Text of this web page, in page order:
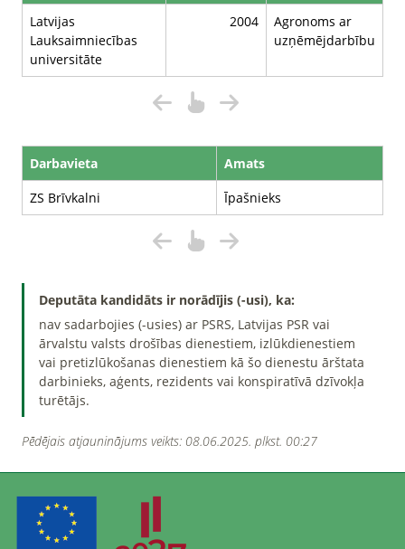
Latvijas
Lauksaimniecības
universitāte
2004
Agronoms ar
uzņēmējdarbību
Darbavieta
Amats
ZS Brīvkalni
Īpašnieks
Deputāta kandidāts ir norādījis (-usi), ka:
nav sadarbojies (-usies) ar PSRS, Latvijas PSR vai
ārvalstu valsts drošības dienestiem, izlūkdienestiem
vai pretizlūkošanas dienestiem kā šo dienestu ārštata
darbinieks, aģents, rezidents vai konspiratīvā dzīvokļa
turētājs.
Pēdējais atjauninājums veikts: 08.06.2025. plkst. 00:27